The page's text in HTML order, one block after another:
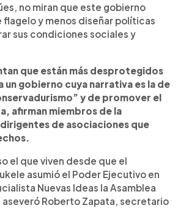
no miran que este gobierno
flagelo y menos diseñar políticas
sus condiciones sociales y
que están más desprotegidos
un gobierno cuya narrativa es la de
y de promover el
afirman miembros de la
de asociaciones que
el que viven desde que el
asumió el Poder Ejecutivo en
Nuevas Ideas la Asamblea
aseveró Roberto Zapata, secretario